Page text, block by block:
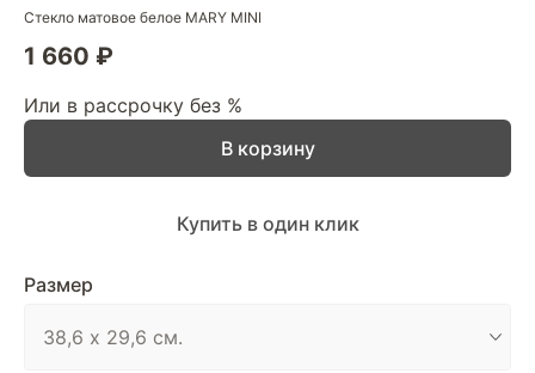
Стекло матовое белое MARY MINI
1 660 ₽
Или в рассрочку без %
Размер
В корзину
Купить в один клик